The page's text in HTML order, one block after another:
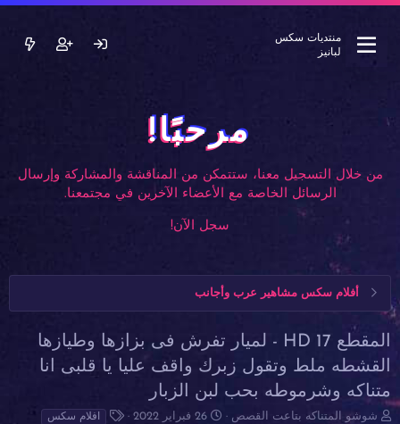
منتديات سكس
لبانيز
مرحبًا!
من خلال التسجيل معنا، ستتمكن من المناقشة والمشاركة وإرسال
الرسائل الخاصة مع الأعضاء الآخرين في مجتمعنا.
سجل الآن!
أفلام سكس مشاهير عرب وأجانب
المقطع 17 HD - لميار تفرش فى بزازها وطيازها
القشطه ملط وتقول زبرك واقف عليا يا قلبى انا
متناكه وشرموطه بحب لبن الزبار
بشوشو المتناكه بتاعت القصص
ت26 فبراير 2022
افلام سكس